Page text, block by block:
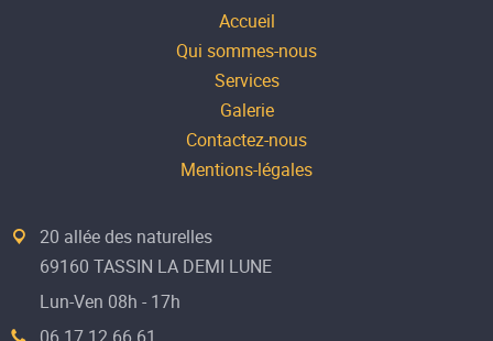
Accueil
Qui sommes-nous
Services
Galerie
Contactez-nous
Mentions-légales
20 allée des naturelles
69160 TASSIN LA DEMI LUNE
Lun-Ven 08h - 17h